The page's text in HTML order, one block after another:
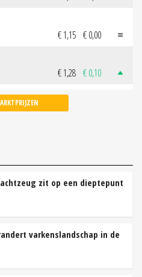
€ 1,15 € 0,00
€ 1,28 € 0,10
zit op een dieptepunt
varkenslandschap in de